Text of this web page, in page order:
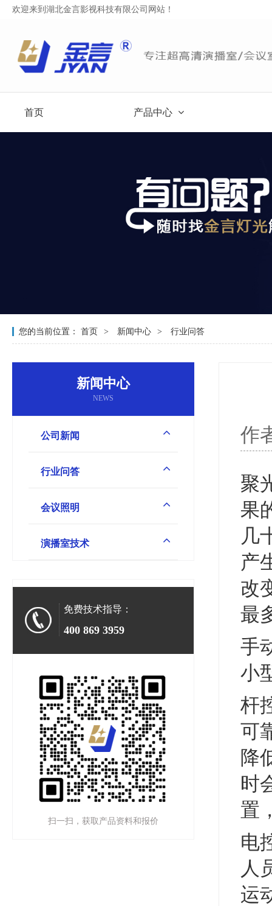
欢迎来到湖北金言影视科技有限公司网站！
首页 产品中心
您的当前位置： 首页 新闻中心 行业问答
新闻中心
NEWS
公司新闻
行业问答
会议照明
演播室技术
免费技术指导：
400 869 3959
扫一扫，获取产品资料和报价
作
聚
果
几
产
改
最
手
小
杆
可
降
时
置
电
人
运